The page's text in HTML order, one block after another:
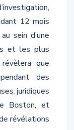
12 mois
sein d’une
et les plus
que
des
juridiques
Boston, et
révélations